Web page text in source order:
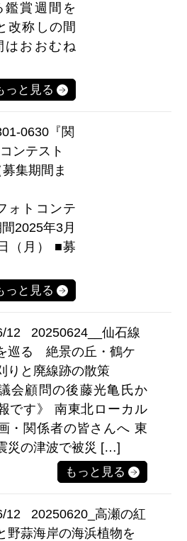
賞週間を
改称しの間
はおおむね
っと見る
0630『関
ンテスト
集期間ま
ォトコンテ
2025年3月
（月） ■募
っと見る
12
20250624__仙石線
巡る 絶景の丘・鶴ケ
りと廃線跡の散策
議会顧問の後藤光亀氏か
です》 南東北ローカル
・関係者の皆さんへ 東
災の津波で被災 […]
もっと見る
12
20250620_高瀬の紅
野蒜海岸の海浜植物を